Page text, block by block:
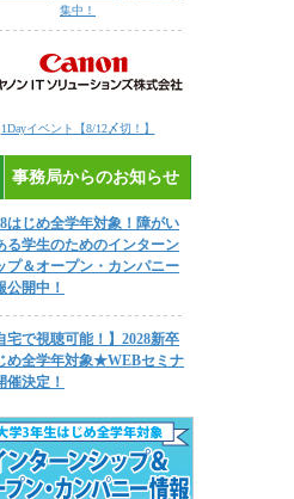
集中！
1Dayイベント【8/12〆切！】
事務局からのお知らせ
はじめ全学年対象！障がい
る学生のためのインターン
プ＆オープン・カンパニー
公開中！
宅で視聴可能！】2028新卒
め全学年対象★WEBセミナ
催決定！